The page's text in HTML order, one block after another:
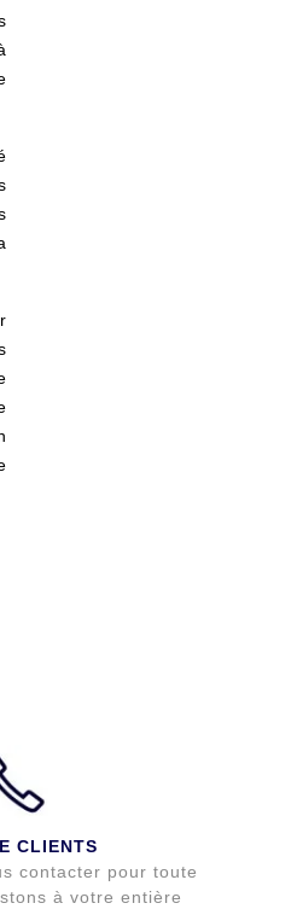
CLIENTS
contacter pour toute
à votre entière